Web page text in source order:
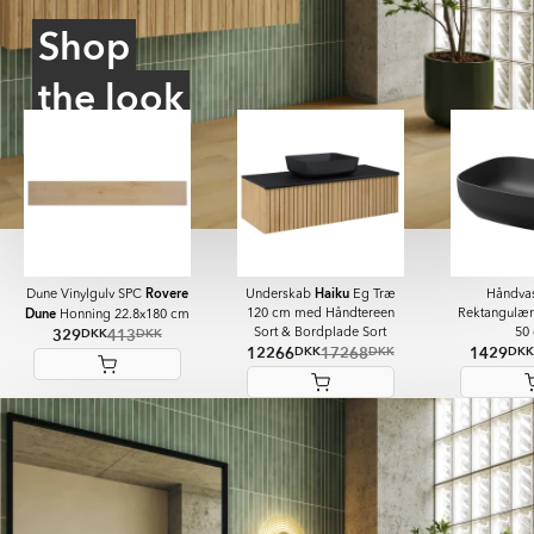
Shop
the look
Dune Vinylgulv SPC Rovere
DuneHonning 22.8x180 cm
329DKK413DKK
Underskab HaikuEg Træ
120 cm med Håndtereen
Sort & Bordplade Sort
12266DKK17268DKK
50
1429DKK
Item
of